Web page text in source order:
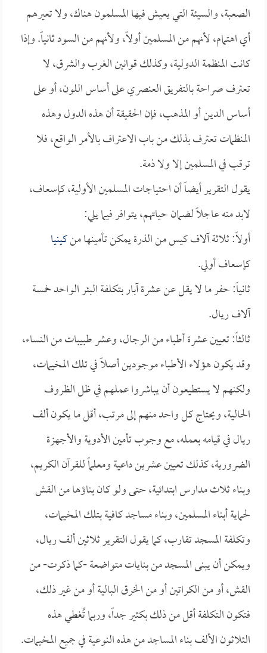
الصعبة، والسيئة التي يعيش فيها المسلمون هناك، ولا تعيرهم
أي اهتمام، لأنهم من المسلمين أولاً، ولأنهم من السود ثانياً. وإذا
كانت المنظمة الدولية، وكذلك قوانين الغرب والشرق، لا
تعترف صراحة بالتفريق العنصري على أساس اللون، أو على
أساس الدين أو المذهب، فإن الحقيقة أن هذه الدول وهذه
المنظمات تعترف بذلك من باب الاعتراف بالأمر الواقع، فلا
ترقب في المسلمين إلا ولا ذمة.
يقول التقرير أيضاً أن احتياجات المسلمين الأولية، كإسعاف،
لابد منه عاجلاً لضمان حياتهم، يتوافر فيما يلي:
أولاً: ثلاثة آلاف كيس من الذرة يمكن تأمينها منكينيا
كإسعاف أولي.
ثانياً: حفر ما لا يقل عن عشرة آبار بتكلفة البئر الواحد خمسة
آلاف ريال.
ثالثاً: تعيين عشرة أطباء من الرجال، وعشر طبيبات من النساء،
وقد يكون هؤلاء الأطباء موجودين أصلاً في تلك المخيمات،
ولكنهم لا يستطيعون أن يباشروا عملهم في ظل الظروف
الحالية، ويحتاج كل واحد منهم إلى مرتب، أقل ما يكون ألف
ريال في قيامه بعمله، مع وجوب تأمين الأدوية والأجهزة
الضرورية، كذلك تعيين عشرين داعية ومعلماً للقرآن الكريم،
وبناء ثلاث مدارس ابتدائية، حتى ولو كان بناؤها من القش
لحماية أبناء المسلمين، وبناء مساجد كافية بتلك المخيمات،
وتكلفة المسجد تقارب، كما يقول التقرير ثلاثين ألف ريال،
ويمكن أن يبنى المسجد من بنايات متواضعة -كما ذكرت- من
القش، أو من الكراتين أو من الخرق البالية أو من غير ذلك،
فتكون التكلفة أقل من ذلك بكثير جداً، وربما تُغطي هذه
الثلاثون الألف بناء المساجد من هذه النوعية في جميع المخيمات.